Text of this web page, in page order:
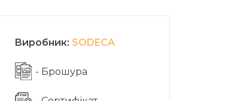
Виробник: SODECA
- Брошура